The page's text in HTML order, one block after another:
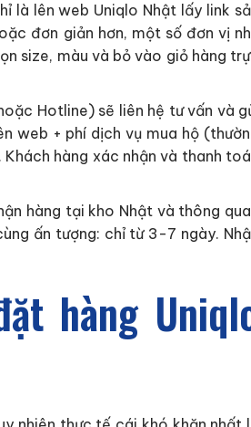
là lên web Uniqlo Nhật lấy link
đơn giản hơn, một số đơn vị
size, màu và bỏ vào giỏ hàng
Hotline) sẽ liên hệ tư vấn và
web + phí dịch vụ mua hộ
hàng xác nhận và thanh
hàng tại kho Nhật và thông
ấn tượng: chỉ từ 3-7 ngày.
hàng